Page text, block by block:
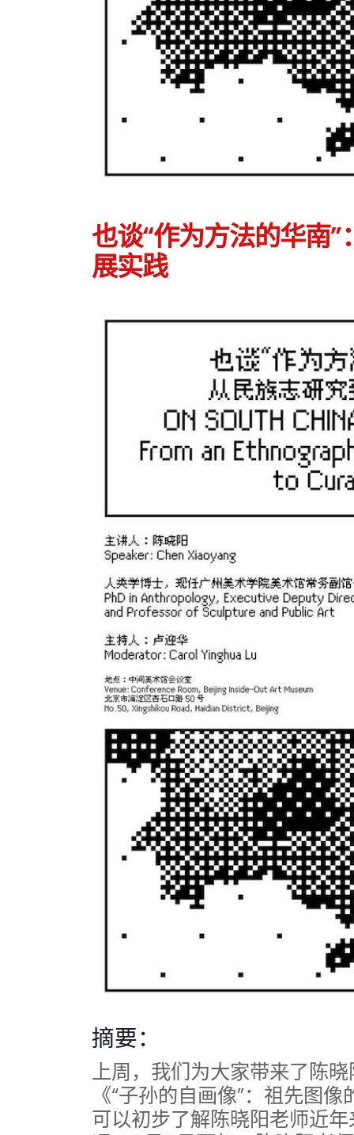
也谈“作为方法的华南
展实践
摘要：
上周，我们为大家带来了陈
《“子孙的自画像”：祖先图
可以初步了解陈晓阳老师近